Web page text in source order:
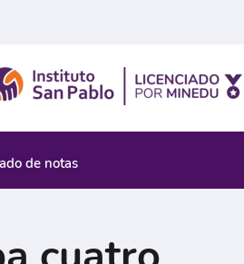
de notas